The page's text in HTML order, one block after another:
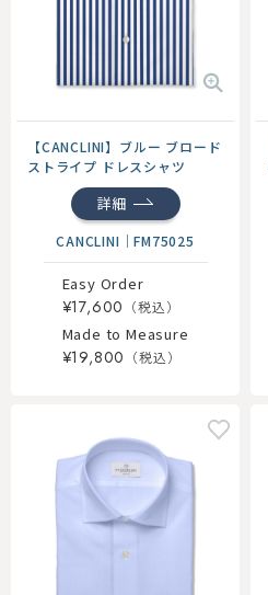
【CANCLINI】ブルー ブロード
ストライプ ドレスシャツ
詳細
CANCLINI ｜FM75025
Easy Order
¥17,600
Made to Measure
¥19,800